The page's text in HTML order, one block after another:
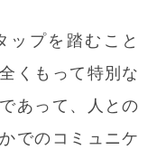
ップを踏むこと
くもって特別な
あって、人との
でのコミュニケ